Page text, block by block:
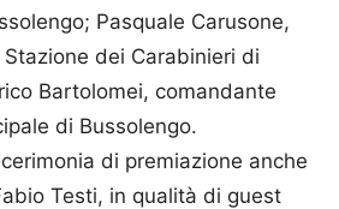
Pasquale Carusone,
dei Carabinieri di
Bartolomei, comandante
di Bussolengo.
di premiazione anche
Testi, in qualità di guest